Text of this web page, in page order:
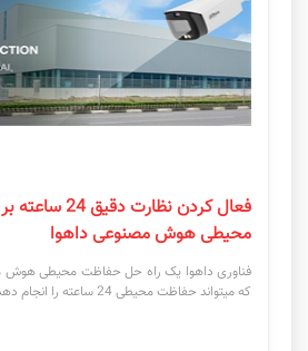
محیطی هوش مصنوعی داهوا
که میتواند حفاظت محیطی 24 ساعته را انجام دهد